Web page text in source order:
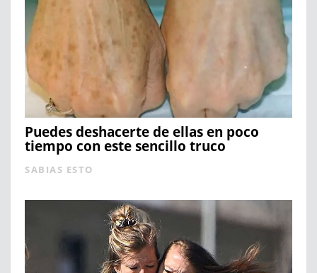
Puedes deshacerte de ellas en poco
tiempo con este sencillo truco
SABIAS ESTO